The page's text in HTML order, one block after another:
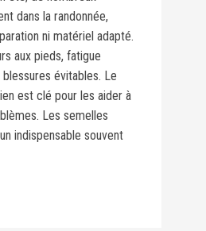
dans la randonnée,
ni matériel adapté.
aux pieds, fatigue
évitables. Le
est clé pour les aider à
Les semelles
indispensable souvent